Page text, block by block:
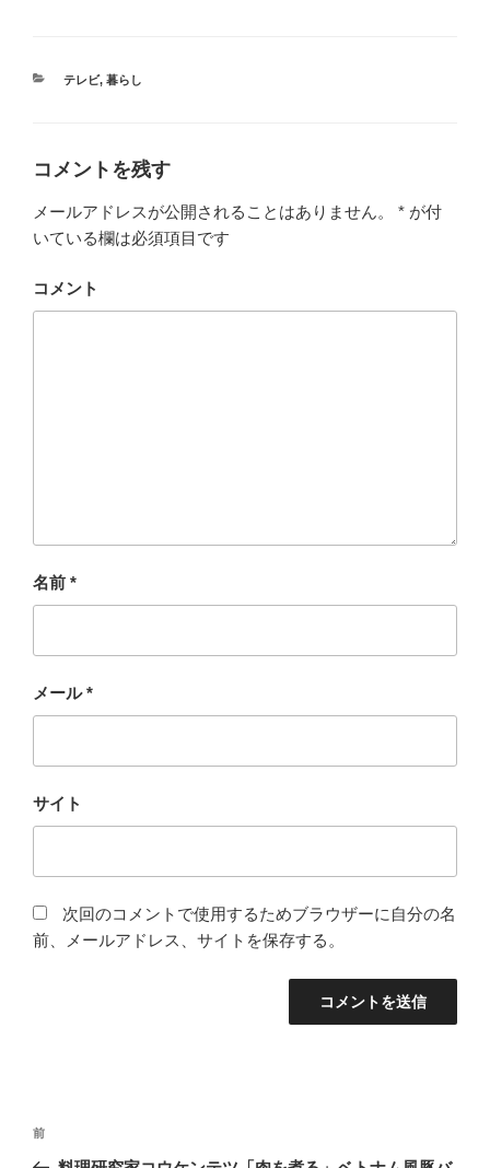
カ
テレビ, 暮らし
コメントを残す
メールアドレスが公開されることはありません。 * が付
いている欄は必須項目です
コメント
名前 *
メール*
サイト
次回のコメントで使用するためブラウザーに自分の名
前、メールアドレス、サイトを保存する。
投
過
去
前